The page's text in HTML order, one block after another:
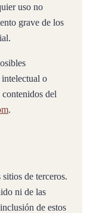
uso no
grave de los
o
del
.
de terceros.
ni de las
de estos